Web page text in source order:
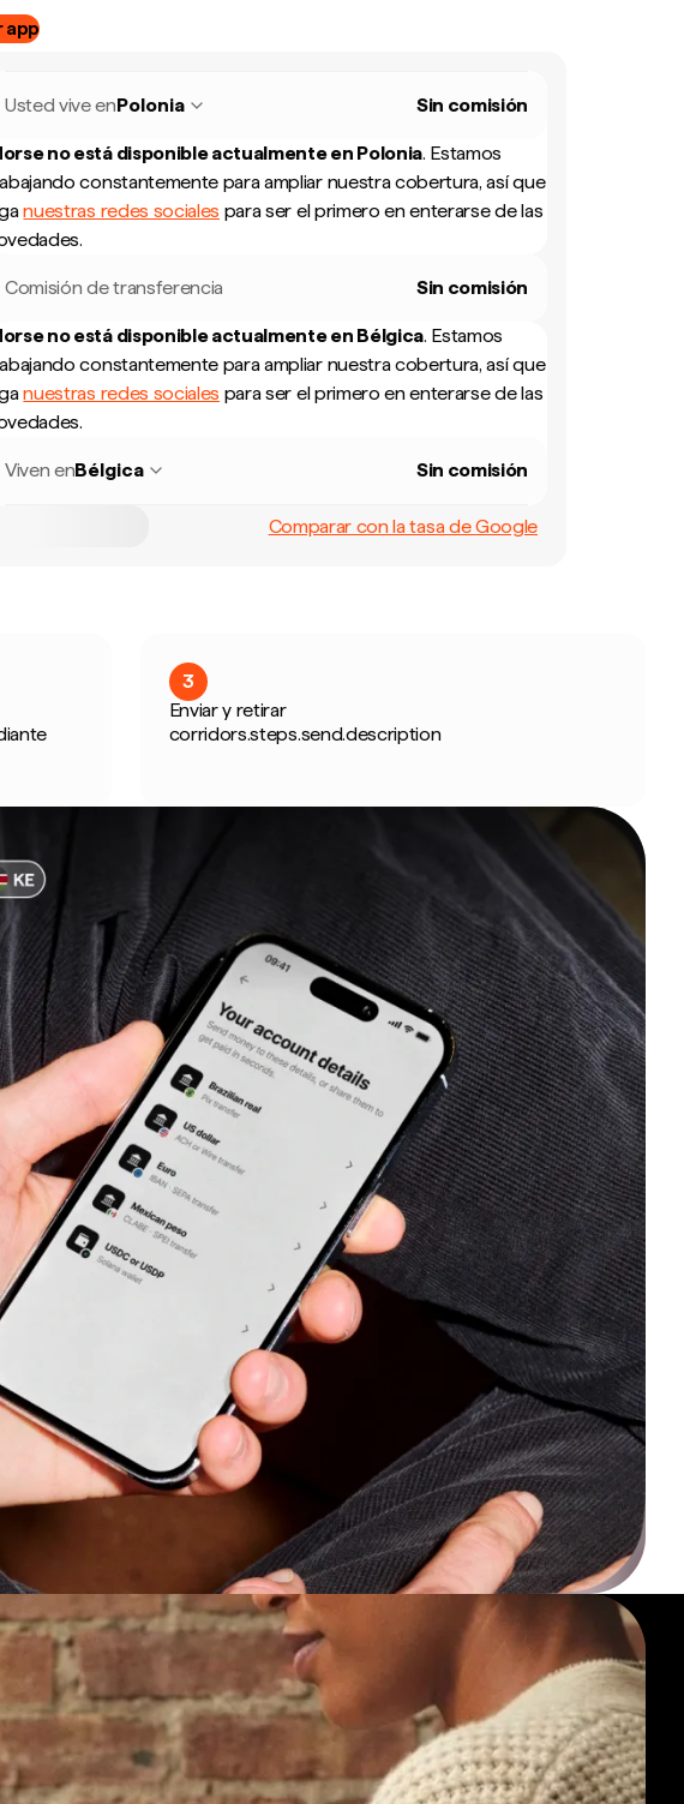
app
Usted vive enPolonia Sin comisión
no está disponible actualmente en Polonia. Estamos
constantemente para ampliar nuestra cobertura, así que
nuestras redes sociales para ser el primero en enterarse de las
Comisión de transferencia Sin comisión
no está disponible actualmente en Bélgica. Estamos
constantemente para ampliar nuestra cobertura, así que
nuestras redes sociales para ser el primero en enterarse de las
Viven enBélgica Sin comisión
Comparar con la tasa de Google
3
Enviar y retirar
corridors.steps.send.description